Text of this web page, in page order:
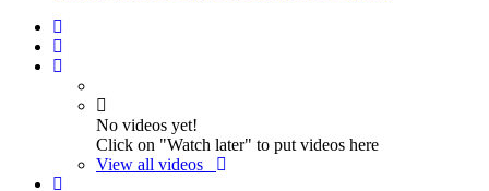
No videos yet!
Click on "Watch later" to put videos here
View all videos